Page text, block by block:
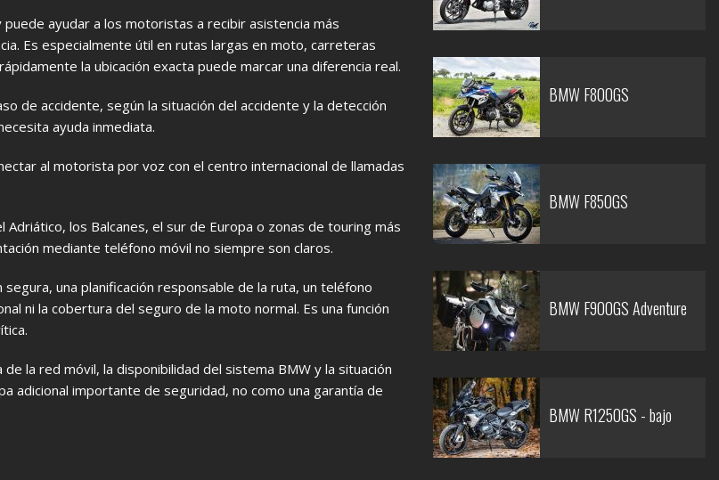
ayudar a los motoristas a recibir asistencia más
Es especialmente útil en rutas largas en moto, carreteras
la ubicación exacta puede marcar una diferencia real.
de accidente, según la situación del accidente y la detección
ayuda inmediata.
al motorista por voz con el centro internacional de llamadas
los Balcanes, el sur de Europa o zonas de touring más
mediante teléfono móvil no siempre son claros.
una planificación responsable de la ruta, un teléfono
ni la cobertura del seguro de la moto normal. Es una función
la red móvil, la disponibilidad del sistema BMW y la situación
adicional importante de seguridad, no como una garantía de
BMW F800GS
BMW F850GS
BMW F900GS Adventure
BMW R1250GS - bajo